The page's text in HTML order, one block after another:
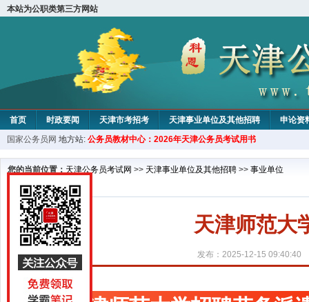
本站为公职类第三方网站
首页 时政要闻 天津市考招考 天津事业单位及其他招聘 申论资
教材中心
国家公务员网 地方站: 公务员教材中心：2026年天津公务员考试用书
您的当前位置： 天津公务员考试网 >> 天津事业单位及其他招聘 >> 事业单位
天津师范大
发布：2025-12-15 09:40:40